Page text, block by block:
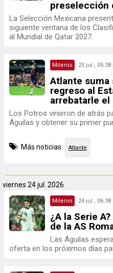
preselección
La Selección Mexicana
siguiente ventana de los
al Mundial de Qatar 2027.
Milenio 25 jul., 05:38
Atlante suma
regreso al
arrebatarle el
Los Potros vinieron de atrás
Águilas y obtener su primer
Más noticias: Atlante
viernes 24 jul. 2026
Milenio 24 jul., 06:38
¿A la Serie
de la AS
Las Águilas
oferta en los próximos días